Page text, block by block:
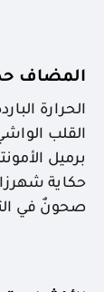
المضاف
الحرارة
القلب
برميل
حكاية
صحونٌ في